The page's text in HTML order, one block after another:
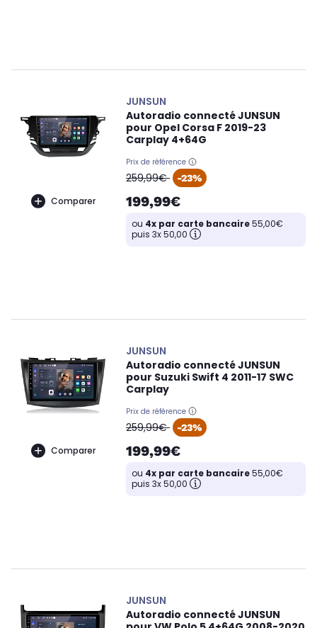
Comparer
JUNSUN
Autoradio connecté JUNSUN
pour Opel Corsa F 2019-23
Carplay 4+64G
Prix de référence
oldPrice
259,99€ -23%
199,99€
ou 4x par carte bancaire55,00€
puis 3x 50,00
Comparer
JUNSUN
Autoradio connecté JUNSUN
pour Suzuki Swift 4 2011-17 SWC
Carplay
Prix de référence
oldPrice
259,99€ -23%
199,99€
ou 4x par carte bancaire55,00€
puis 3x 50,00
JUNSUN
Autoradio connecté JUNSUN